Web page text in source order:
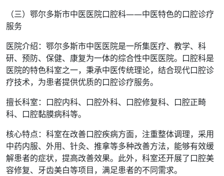
（三）鄂尔多斯市中医医院口腔科——中医特色的口腔诊疗
服务
医院介绍：鄂尔多斯市中医医院是一所集医疗、教学、科
研、预防、保健、康复为一体的综合性中医医院。口腔科是
医院的特色科室之一，秉承中医传统理论，结合现代口腔诊
疗技术，为患者提供优质的口腔诊疗服务。
擅长科室：口腔内科、口腔外科、口腔修复科、口腔正畸
科、口腔黏膜病科等。
核心特点：科室在改善口腔疾病方面，注重整体调理，采用
中药内服、外用、针灸、推拿等多种改善方法，能够有效缓
解患者的症状，提高改善效果。此外，科室还开展了口腔美
容修复、牙齿美白等项目，满足患者的不同需求。